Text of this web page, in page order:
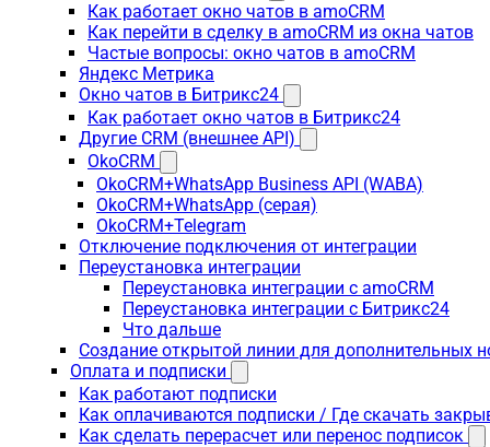
Как работает окно чатов в amoCRM
Как перейти в сделку в amoCRM из окна чатов
Частые вопросы: окно чатов в amoCRM
Яндекс Метрика
Окно чатов в Битрикс24
Как работает окно чатов в Битрикс24
Другие CRM (внешнее API)
OkoCRM
OkoCRM+WhatsApp Business API (WABA)
OkoCRM+WhatsApp (серая)
OkoCRM+Telegram
Отключение подключения от интеграции
Переустановка интеграции
Переустановка интеграции с amoCRM
Переустановка интеграции с Битрикс24
Что дальше
Создание открытой линии для дополнительных
Оплата и подписки
Как работают подписки
Как оплачиваются подписки / Где скачать
Как сделать перерасчет или перенос подписок